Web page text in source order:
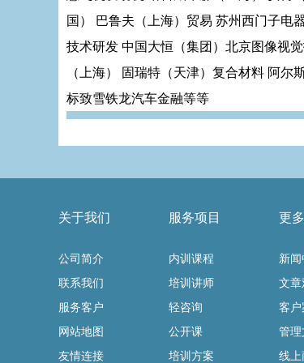
国） 巴鲁夫（上海）贸易 苏州西门子电
技术研发 中国大恒（集团）北京图像视
（上海） 固瑞特（天津）复合材料 阿
标致雪铁龙汽车金融等等
关于我们
公司简介
联系我们
服务客户
网站地图
友情连接
服务项目
内训课程
培训讲师
轻咨询
公开课
培训方案
更
新
文
客
管
线